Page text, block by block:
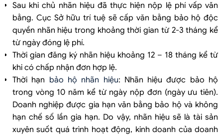
Sau khi chủ nhãn hiệu đã thực hiện nộp lệ phí vấp văn
bằng. Cục Sở hữu trí tuệ sẽ cấp văn bằng bảo hộ độc
quyền nhãn hiệu trong khoảng thời gian từ 2-3 tháng kể
từ ngày đóng lệ phí.
Thời gian đăng ký nhãn hiệu khoảng 12 – 18 tháng kể từ
khi có chấp nhận đơn hợp lệ.
Thời hạn bảo hộ nhãn hiệu: Nhãn hiệu được bảo hộ
trong vòng 10 năm kể từ ngày nộp đơn (ngày ưu tiên).
Doanh nghiệp được gia hạn văn bằng bảo hộ và không
hạn chế số lần gia hạn. Do vậy, nhãn hiệu sẽ là tài sản
xuyên suốt quá trình hoạt động, kinh doanh của doanh